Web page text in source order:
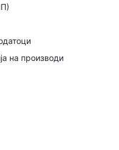
на производи